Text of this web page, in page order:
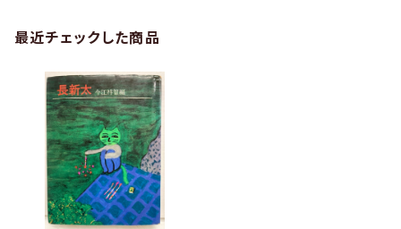
最近チェックした商品